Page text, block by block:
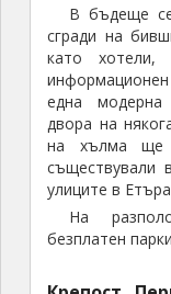
В бъдеще
сгради на
като хотели,
една модерна
двора на
на хълма ще
улиците в
На
безплатен